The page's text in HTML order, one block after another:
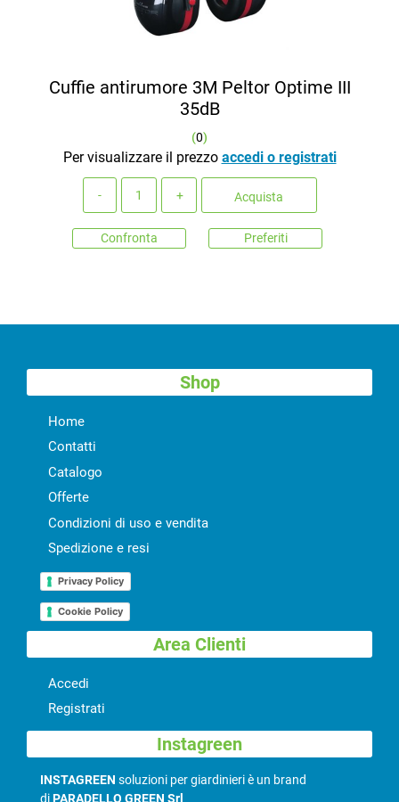
Cuffie antirumore 3M Peltor Optime III
35dB
(0)
Per visualizzare il prezzo accedi o registrati
Acquista
Confronta Preferiti
Shop
Home
Contatti
Catalogo
Offerte
Condizioni di uso e vendita
Spedizione e resi
Privacy Policy
Cookie Policy
Area Clienti
Accedi
Registrati
Instagreen
INSTAGREEN soluzioni per giardinieri è un brand
diPARADELLO GREEN Srl